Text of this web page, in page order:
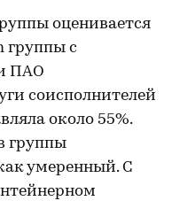
оценивается
группы с
ПАО
соисполнителей
около 55%.
группы
умеренный. С